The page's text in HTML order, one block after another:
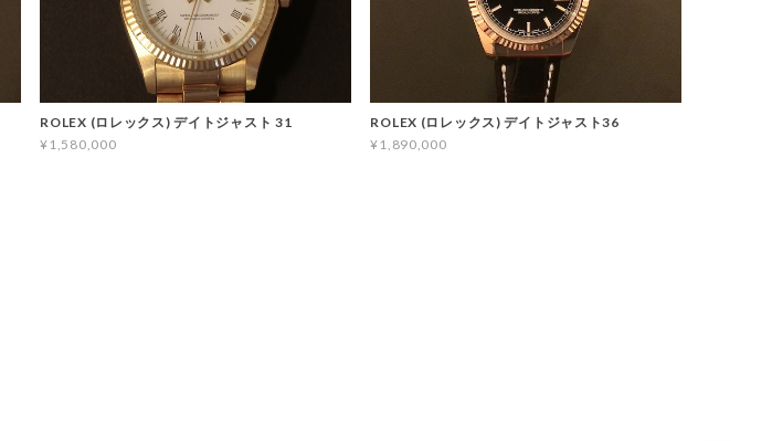
ROLEX (ロレックス) デイトジャスト 31
¥1,580,000
ROLEX (ロレックス) デイトジャスト36
¥1,890,000